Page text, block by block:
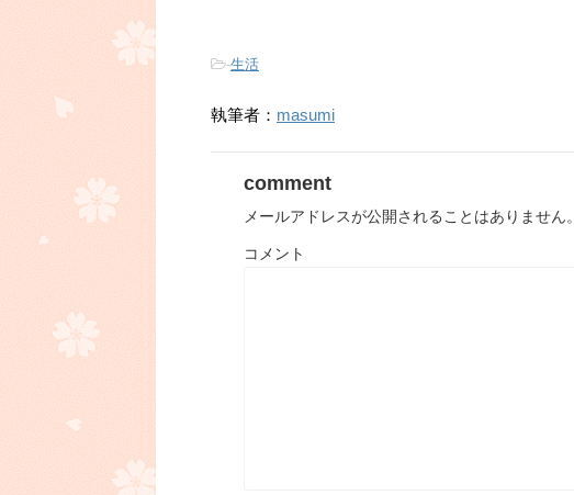
-生活
執筆者： masumi
comment
メールアドレスが公開されることはありません。
コメント